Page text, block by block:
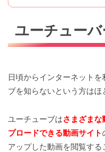
ユーチュー
日頃からインターネット
ブを知らないという方はほ
ユーチューブはさまざまな
プロードできる動画サイト
アップした動画を閲覧する